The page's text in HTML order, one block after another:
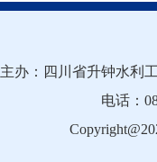
主办：四川省升钟水
电话：